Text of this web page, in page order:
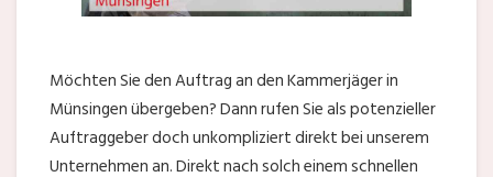
Möchten Sie den Auftrag an den Kammerjäger in
Münsingen übergeben? Dann rufen Sie als potenzieller
Auftraggeber doch unkompliziert direkt bei unserem
Unternehmen an. Direkt nach solch einem schnellen